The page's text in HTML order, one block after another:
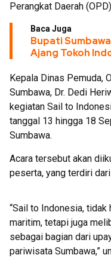
Perangkat Daerah
Baca Juga
Bupati
Ajang Tokoh
Kepala Dinas Pemuda,
Sumbawa, Dr. Dedi
kegiatan Sail to
tanggal 13 hingga 18
Sumbawa.
Acara tersebut akan
peserta, yang terdiri
“Sail to Indonesia, tidak
maritim, tetapi juga
sebagai bagian dari
pariwisata Sumbawa,”